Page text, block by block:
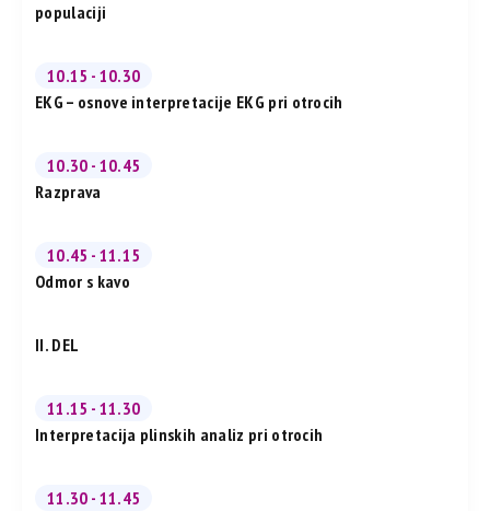
populaciji
10.15 - 10.30
EKG – osnove interpretacije EKG pri otrocih
10.30 - 10.45
Razprava
10.45 - 11.15
Odmor s kavo
II. DEL
11.15 - 11.30
Interpretacija plinskih analiz pri otrocih
11.30 - 11.45